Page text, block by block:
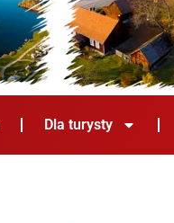
Dla turysty